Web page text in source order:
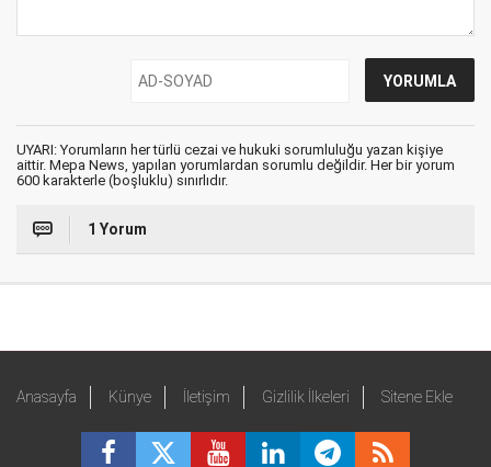
UYARI: Yorumların her türlü cezai ve hukuki sorumluluğu yazan kişiye
aittir. Mepa News, yapılan yorumlardan sorumlu değildir. Her bir yorum
600 karakterle (boşluklu) sınırlıdır.
1 Yorum
Anasayfa Künye İletişim Gizlilik İlkeleri Sitene Ekle